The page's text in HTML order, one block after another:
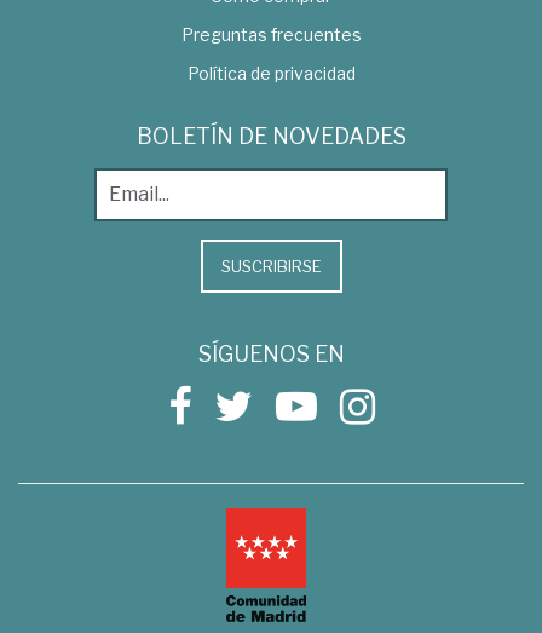
Preguntas frecuentes
Política de privacidad
BOLETÍN DE NOVEDADES
SUSCRIBIRSE
SÍGUENOS EN